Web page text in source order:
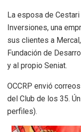
La esposa de
Inversiones, una
sus clientes a
Fundación de
y al propio Seniat.
OCCRP envió
del Club de los 35.
perfiles).